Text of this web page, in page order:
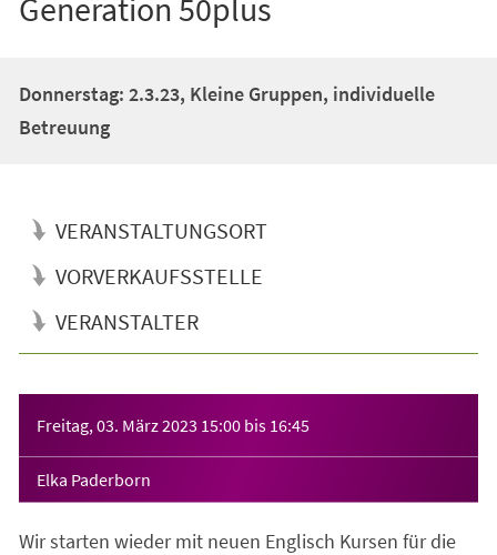
Donnerstag: 2.3.23, Kleine Gruppen, individuelle
Betreuung
VERANSTALTUNGSORT
VORVERKAUFSSTELLE
VERANSTALTER
Freitag, 03. März 2023 15:00 bis 16:45
Elka Paderborn
Wir starten wieder mit neuen Englisch Kursen für die